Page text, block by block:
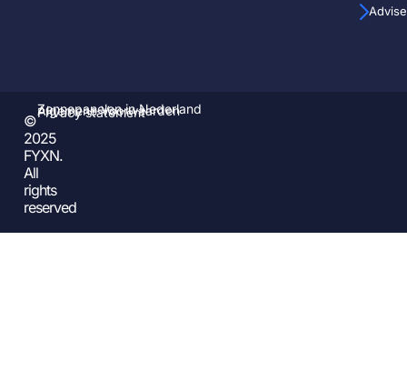
©
2025
FYXN.
All
rights
reserved
Zonnepanelen in Nederland
Algemene Voorwaarden
Privacy statement